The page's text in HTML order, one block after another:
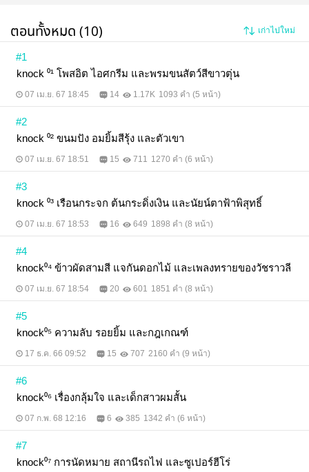
ตอนทั้งหมด (10) เก่าไปใหม่
#1
knock ⁰¹ โพสอิต ไอศกรีม และพรมขนสัตว์สีขาวตุ่น
07 เม.ย. 67 18:45 14 1.17K 1093 คำ (5 หน้า)
#2
knock ⁰² ขนมปัง อมยิ้มสีรุ้ง และตัวเขา
07 เม.ย. 67 18:51 15 711 1270 คำ (6 หน้า)
#3
knock ⁰³ เรือนกระจก ต้นกระดิ่งเงิน และนัยน์ตาฟ้าพิสุทธิ์
07 เม.ย. 67 18:53 16 649 1898 คำ (8 หน้า)
#4
knock⁰⁴ ข้าวผัดสามสี แจกันดอกไม้ และเพลงทรายของวัชราวลี
07 เม.ย. 67 18:54 20 601 1851 คำ (8 หน้า)
#5
knock⁰⁵ ความลับ รอยยิ้ม และกฎเกณฑ์
17 ธ.ค. 66 09:52 15 707 2160 คำ (9 หน้า)
#6
knock⁰⁶ เรื่องกลุ้มใจ และเด็กสาวผมสั้น
07 ก.พ. 68 12:16 6 385 1342 คำ (6 หน้า)
#7
knock⁰⁷ การนัดหมาย สถานีรถไฟ และซูเปอร์ฮีโร่